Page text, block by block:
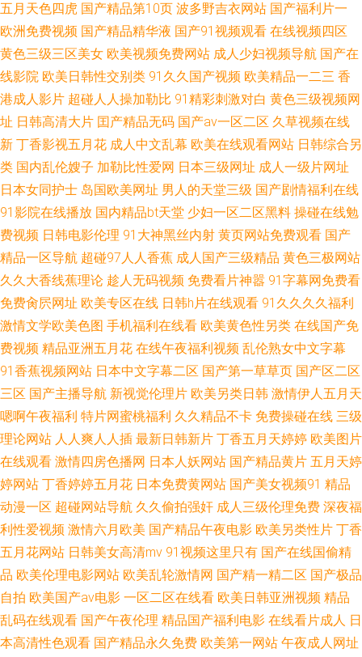
妇精品一区二区 色狠狠婷婷伊人综合一区 日本a黄 www欧美 福利视频导航
经品 无码人妻第一区 国产精品福利区 91蜜桃视频后入 性视频综合网 草草浮
力发地扯备用 九一网站视频免费入口 九九热精品视频二区 www男人视频 丁
香五月骚喷水视频 五月婷婷性爱网站 日韩口交无码一区二区 囯产精品久久
三级 久热视图 人人射国产精品 草莓视频已满十八 成人导航福利av 男女互操
网址 91秘密网站 亚洲欧美真人成 精品产品精品精品综合 香蕉久久久久久久
AV网站 综合精品日韩 色的网站天堂免费 综合情色导航 亚洲欧美日韩精品国
产 亚洲色图激情久久 国产精品亚洲综合日韩在线视频 传媒视频在线 国产操
婊网 免费看蜜桃视频 美女www97 欧美成人18 女人天堂网 麻豆传媒高清 久
色 久久草国产精品 久草成人 精品色福利导航 精品精品精品精品 国产色A中
文一区 91黄色 福利偷拍导航 91的意思和含义 91视频福利网址 麻豆入口 日
本v在线毛 国产欧美日韩久久大香 黄色海外视频 免费欧美色 少妇国产一区福
利 国产网友自拍透色 日本色自拍www精品视频 亚洲伊人成综合网色 亚洲国
五月天色四虎 国产精品第10页 波多野吉衣网站 国产福利片一
欧洲免费视频 国产精品精华液 国产91视频观看 在线视频四区
黄色三级三区美女 欧美视频免费网站 成人少妇视频导航 国产在
线影院 欧美日韩性交别类 91久久国产视频 欧美精品一二三 香
港成人影片 超碰人人操加勒比 91精彩刺激对白 黄色三级视频网
址 日韩高清大片 囯产精品无码 国产aⅴ一区二区 久草视频在线
新 丁香影视五月花 成人中文乱幕 欧美在线观看网站 日韩综合另
类 国内乱伦嫂子 加勒比性爱网 日本三级网址 成人一级片网址
日本女同护士 岛国欧美网址 男人的天堂三级 国产剧情福利在线
91影院在线播放 国内精品bt天堂 少妇一区二区黑料 操碰在线勉
费视频 日韩电影伦理 91大神黑丝内射 黄页网站免费观看 国产
精品一区导航 超碰97人人香蕉 成人国产三级精品 黄色三极网站
久久大香线蕉理论 趁人无码视频 免费看片神嚣 91字幕网免费看
免费肏屄网址 欧美专区在线 日韩h片在线观看 91久久久久福利
激情文学欧美色图 手机福利在线看 欧美黄色性另类 在线国产免
费视频 精品亚洲五月花 在线午夜福利视频 乱伦熟女中文字幕
91香蕉视频网站 日本中文字幕二区 国产第一草草页 国产区二区
三区 国产主播导航 新视觉伦理片 欧美另类日韩 激情伊人五月天
嗯啊午夜福利 特片网蜜桃福利 久久精品不卡 免费操碰在线 三级
理论网站 人人爽人人插 最新日韩新片 丁香五月天婷婷 欧美图片
在线观看 激情四房色播网 日本人妖网站 国产精品黄片 五月天婷
婷网站 丁香婷婷五月花 日本免费黄网站 国产美女视频91 精品
动漫一区 超碰网站导航 久久偷拍强奸 成人三级伦理免费 深夜福
利性爱视频 激情六月欧美 国产精品午夜电影 欧美另类性片 丁香
五月花网站 日韩美女高清mv 91视频这里只有 国产在线国偷精
品 欧美伦理电影网站 欧美乱轮激情网 国产精一精二区 国产极品
自拍 欧美国产aⅴ电影 一区二区在线看 欧美日韩亚洲视频 精品
乱码在线观看 国产午夜伦理 精品国产福利电影 在线看片成人 日
本高清性色观看 国产精品永久免费 欧美第一网站 午夜成人网址